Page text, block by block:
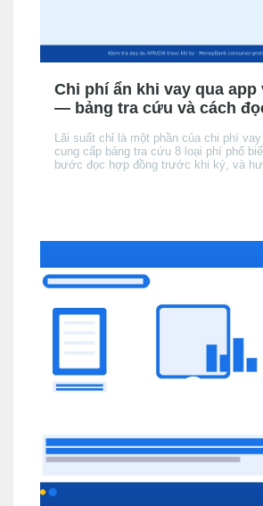
Chi phí ẩn khi vay qua app
— bảng tra cứu và cách
Lãi suất chỉ là một phần của chi phí
cung cấp bảng tra cứu 8 loại phí phổ
bước đọc hợp đồng trước khi ký, và